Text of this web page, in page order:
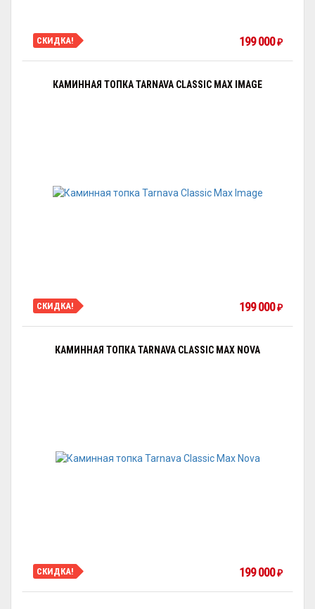
СКИДКА! 199 000₽
КАМИННАЯ ТОПКА TARNAVA CLASSIC MAX IMAGE
СКИДКА! 199 000₽
КАМИННАЯ ТОПКА TARNAVA CLASSIC MAX NOVA
СКИДКА! 199 000₽